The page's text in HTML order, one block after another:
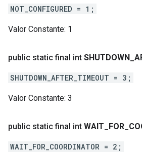
NOT_CONFIGURED = 1;
Valor Constante: 1
public static final int SHUTDOWN
SHUTDOWN_AFTER_TIMEOUT = 3;
Valor Constante: 3
public static final int WAIT FOR
WAIT_FOR_COORDINATOR = 2;